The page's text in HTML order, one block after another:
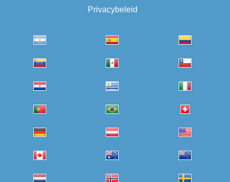
Privacybeleid